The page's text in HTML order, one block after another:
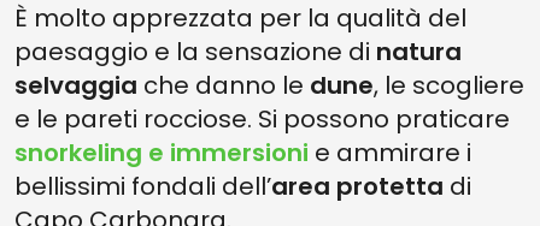
È molto apprezzata per la qualità del
paesaggio e la sensazione di natura
selvaggia che danno le dune, le scogliere
e le pareti rocciose. Si possono praticare
snorkeling e immersioni e ammirare i
bellissimi fondali dell’area protetta di